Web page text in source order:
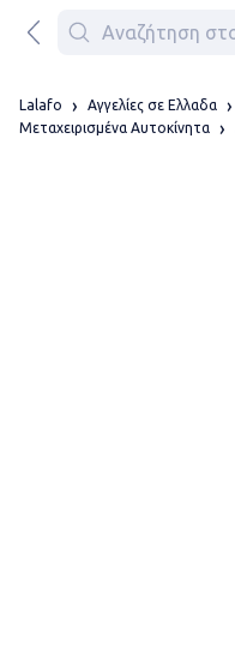
Lalafo Αγγελίες σε Ελλαδα
Μεταχειρισμένα Αυτοκίνητα